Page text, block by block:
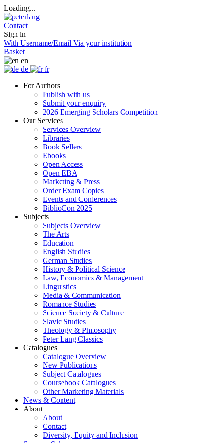
Loading...
Contact
Sign in
With Username/Email Via your institution
Basket
en
de
fr
For Authors
Publish with us
Submit your enquiry
2026 Emerging Scholars Competition
Our Services
Services Overview
Libraries
Book Sellers
Ebooks
Open Access
Open EBA
Marketing & Press
Order Exam Copies
Events and Conferences
BiblioCon 2025
Subjects
Subjects Overview
The Arts
Education
English Studies
German Studies
History & Political Science
Law, Economics & Management
Linguistics
Media & Communication
Romance Studies
Science Society & Culture
Slavic Studies
Theology & Philosophy
Peter Lang Classics
Catalogues
Catalogue Overview
New Publications
Subject Catalogues
Coursebook Catalogues
Other Marketing Materials
News & Content
About
About
Contact
Diversity, Equity and Inclusion